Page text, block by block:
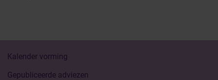
Kalender vorming
Gepubliceerde adviezen